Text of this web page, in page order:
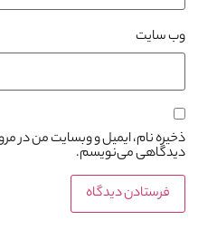
وب‌ سایت
ذخیره نام، ایمیل و وبسایت من در
دیدگاهی می‌نویسم.